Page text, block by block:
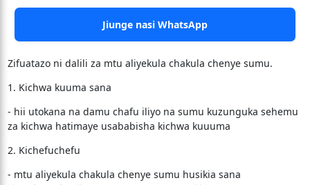
Jiunge nasi WhatsApp
Zifuatazo ni dalili za mtu aliyekula chakula chenye sumu.
1. Kichwa kuuma sana
- hii utokana na damu chafu iliyo na sumu kuzunguka sehemu
za kichwa hatimaye usababisha kichwa kuuuma
2. Kichefuchefu
- mtu aliyekula chakula chenye sumu husikia sana